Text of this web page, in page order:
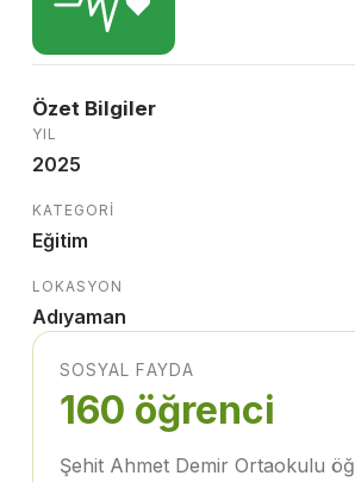
Özet Bilgiler
YIL
2025
KATEGORI
Eğitim
LOKASYON
Adıyaman
SOSYAL FAYDA
160 öğrenci
Şehit Ahmet Demir Ortaokulu